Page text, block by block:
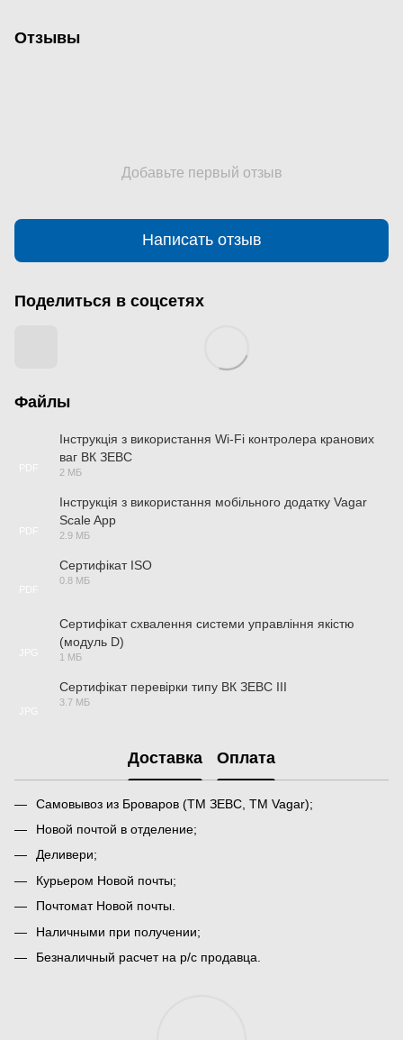
Отзывы
Добавьте первый отзыв
Написать отзыв
Поделиться в соцсетях
Файлы
Інструкція з використання Wi-Fi контролера кранових
ваг ВК ЗЕВС
2 МБ
Інструкція з використання мобільного додатку Vagar
Scale App
2.9 МБ
Сертифікат ISO
0.8 МБ
Сертифікат схвалення системи управління якістю
(модуль D)
1 МБ
Сертифікат перевірки типу ВК ЗЕВС ІІІ
3.7 МБ
Доставка Оплата
Самовывоз из Броваров (ТМ ЗЕВС, ТМ Vagar);
Новой почтой в отделение;
Деливери;
Курьером Новой почты;
Почтомат Новой почты.
Наличными при получении;
Безналичный расчет на р/с продавца.